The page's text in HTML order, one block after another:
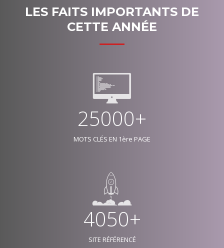
LES FAITS IMPORTANTS DE
CETTE ANNÉE
25000+
MOTS CLÉS EN 1ère PAGE
4050+
SITE RÉFÉRENCÉ